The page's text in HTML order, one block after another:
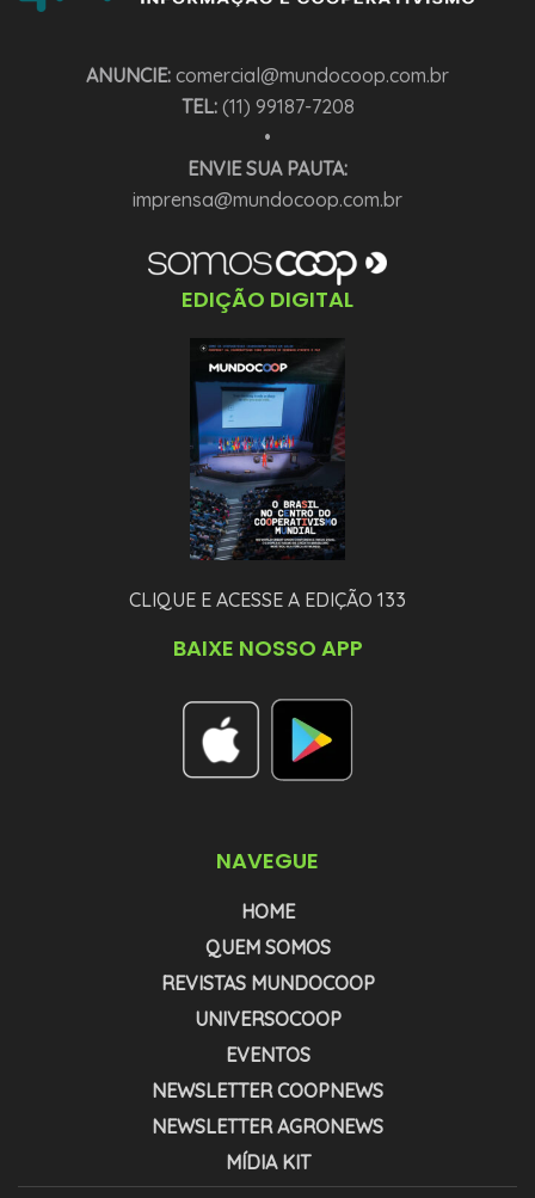
ANUNCIE: comercial@mundocoop.com.br
TEL:(11) 99187-7208
•
ENVIE SUA PAUTA:
imprensa@mundocoop.com.br
EDIÇÃO DIGITAL
CLIQUE E ACESSE A EDIÇÃO 133
BAIXE NOSSO APP
NAVEGUE
HOME
QUEM SOMOS
REVISTAS MUNDOCOOP
UNIVERSOCOOP
EVENTOS
NEWSLETTER COOPNEWS
NEWSLETTER AGRONEWS
MÍDIA KIT